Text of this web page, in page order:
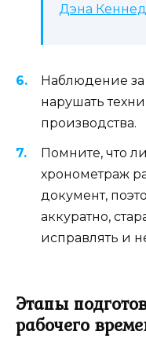
Дэна
Наблюдение
нарушать
производства.
Помните, что
хронометраж
документ,
аккуратно,
исправлять и
Этапы
рабочего